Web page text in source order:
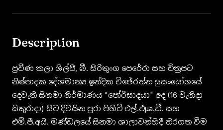
Description
ප්‍රවීණ කලා ශිල්පී, බී. සිරිතුංග පෙරේරා සහ චිත්‍රපට
නිෂ්පාදක දේශමාන්‍ය ඉන්දික විඡේරත්න සුසංයෝගයේ
දෙවැනි සිනමා නිර්මාණය "පෝරිසාදයා" අද (16 වැනිදා
සිකුරාදා) සිට දිවයින පුරා පිහිටි එල්.එµa.ඩී. සහ
එම්.පී.අයි. මණ්‌ඩලයේ සිනමා ශාලාවන්හිදී තිරගත වීම